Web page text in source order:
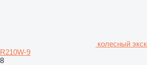
колесный
R210W-9
8